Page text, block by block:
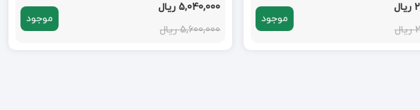
موجود
5,040,000 ریال
5,600,000 ریال
موجود